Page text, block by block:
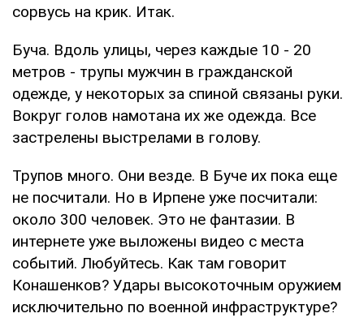
сорвусь на крик. Итак.
Буча. Вдоль улицы, через каждые 10 - 20
метров - трупы мужчин в гражданской
одежде, у некоторых за спиной связаны руки.
Вокруг голов намотана их же одежда. Все
застрелены выстрелами в голову.
Трупов много. Они везде. В Буче их пока еще
не посчитали. Но в Ирпене уже посчитали:
около 300 человек. Это не фантазии. В
интернете уже выложены видео с места
событий. Любуйтесь. Как там говорит
Конашенков? Удары высокоточным оружием
исключительно по военной инфраструктуре?